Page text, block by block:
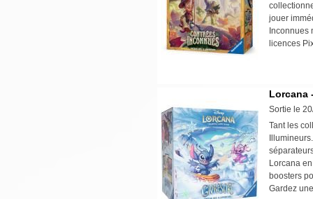
jouer
Inconnues
licences
Lorcana
Sortie le
Tant les
Lorcana
boosters
Gardez